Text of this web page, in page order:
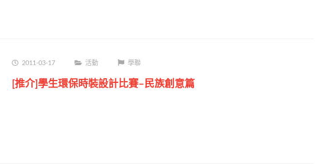
2011-03-17 活動 學聯
[推介]學生環保時裝設計比賽–民族創意篇